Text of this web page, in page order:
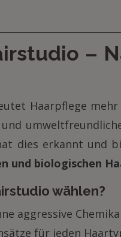
–
Haarpflege
dies erkannt und
und biologischen
wählen?
aggressive
für jeden